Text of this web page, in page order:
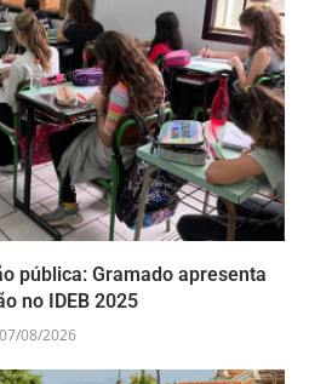
pública: Gramado apresenta
no IDEB 2025
07/08/2026